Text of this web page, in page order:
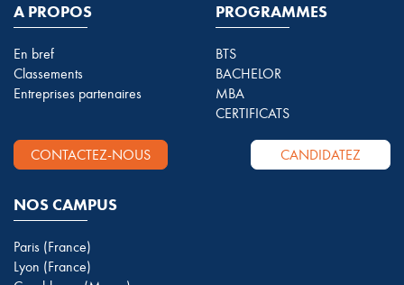
A PROPOS
En bref
Classements
Entreprises partenaires
PROGRAMMES
BTS
BACHELOR
MBA
CERTIFICATS
CONTACTEZ-NOUS CANDIDATEZ
NOS CAMPUS
Paris (France)
Lyon (France)